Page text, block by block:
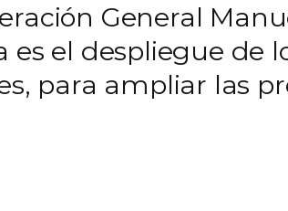
General
el despliegue de
para ampliar las